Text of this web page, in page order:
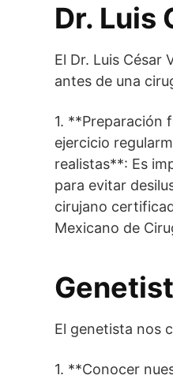
Dr. Luis
El Dr. Luis
antes de una
1. **Preparación
ejercicio
realistas**: Es
para evitar
cirujano
Mexicano de
El genetista nos
1. **Conocer